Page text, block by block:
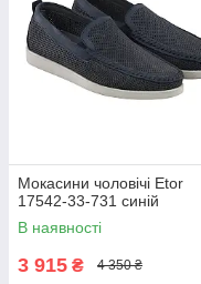
Мокасини чоловічі Etor
17542-33-731 синій
В наявності
3 915 ₴ 4 350 ₴